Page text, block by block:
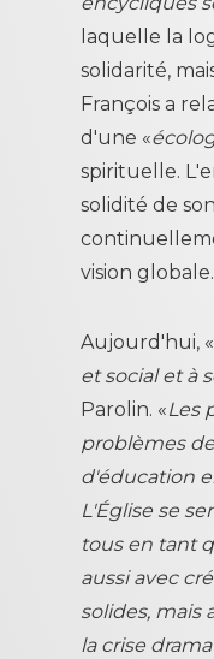
laquelle la
solidarité,
François a
d'une «
spirituelle.
solidité de
vision globale.
Aujourd'hui, «
et social et à
Parolin. «Les
problèmes
d'éducation
L'Église se
tous en tant
aussi avec
solides, mais
la crise